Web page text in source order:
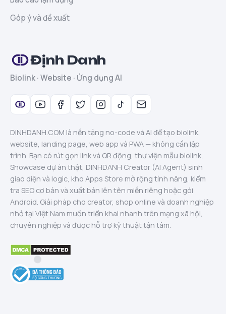
Góp ý và đề xuất
Định Danh
Biolink · Website · Ứng dụng AI
DINHDANH.COM là nền tảng no-code và AI để tạo biolink,
website, landing page, web app và PWA — không cần lập
trình. Bạn có rút gọn link và QR động, thư viện mẫu biolink,
Showcase dự án thật, DINHDANH Creator (AI Agent) sinh
giao diện và logic, kho Apps Store mở rộng tính năng, kiểm
tra SEO cơ bản và xuất bản lên tên miền riêng hoặc gói
Android. Giải pháp cho creator, shop online và doanh nghiệp
nhỏ tại Việt Nam muốn triển khai nhanh trên mạng xã hội,
chuyên nghiệp và được hỗ trợ kỹ thuật tận tâm.